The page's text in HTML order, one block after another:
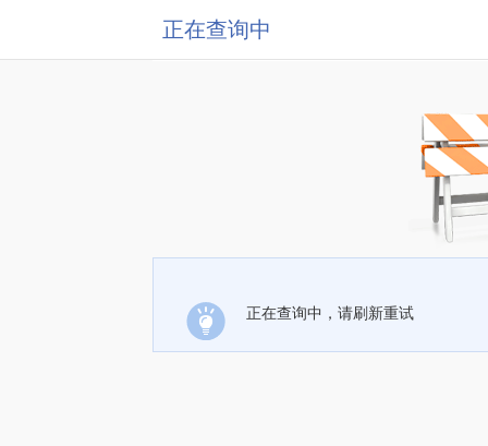
正在查询中
正在查询中，请刷新重试